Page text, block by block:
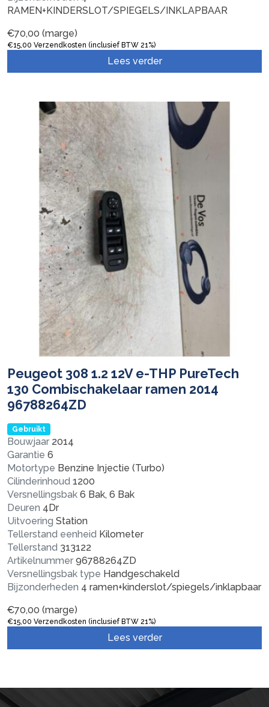
RAMEN+KINDERSLOT/SPIEGELS/INKLAPBAAR
€70,00 (marge)
€15,00 Verzendkosten (inclusief BTW 21%)
Lees verder
Peugeot 308 1.2 12V e-THP PureTech
130 Combischakelaar ramen 2014
96788264ZD
Gebruikt
Bouwjaar 2014
Garantie 6
Motortype Benzine Injectie (Turbo)
Cilinderinhoud 1200
Versnellingsbak 6 Bak, 6 Bak
Deuren 4Dr
Uitvoering Station
Tellerstand eenheid Kilometer
Tellerstand 313122
Artikelnummer 96788264ZD
Versnellingsbak type Handgeschakeld
Bijzonderheden 4 ramen+kinderslot/spiegels/inklapbaar
€70,00 (marge)
€15,00 Verzendkosten (inclusief BTW 21%)
Lees verder